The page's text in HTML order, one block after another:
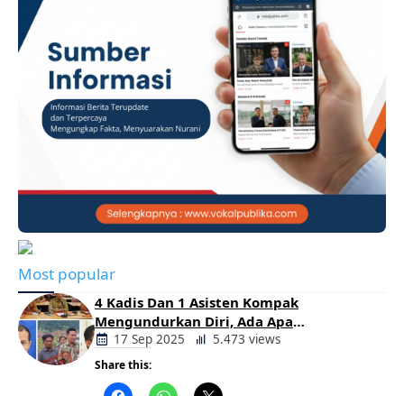
Most popular
4 Kadis Dan 1 Asisten Kompak
Mengundurkan Diri, Ada Apa
Pemerintahan Oloan
17 Sep 2025 5.473 views
Share this: